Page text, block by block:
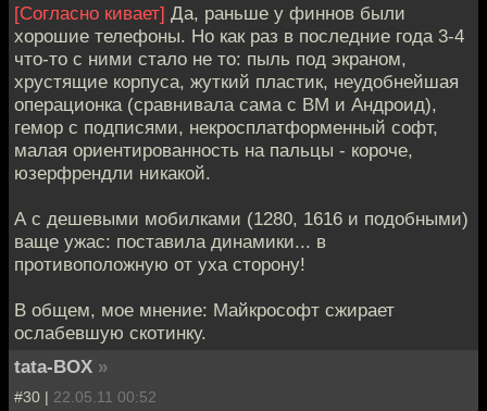
[Согласно кивает] Да, раньше у финнов были
хорошие телефоны. Но как раз в последние года 3-4
что-то с ними стало не то: пыль под экраном,
хрустящие корпуса, жуткий пластик, неудобнейшая
операционка (сравнивала сама с ВМ и Андроид),
гемор с подписями, некросплатформенный софт,
малая ориентированность на пальцы - короче,
юзерфрендли никакой.
А с дешевыми мобилками (1280, 1616 и подобными)
ваще ужас: поставила динамики... в
противоположную от уха сторону!
В общем, мое мнение: Майкрософт сжирает
ослабевшую скотинку.
tata-BOX »
#30 | 22.05.11 00:52